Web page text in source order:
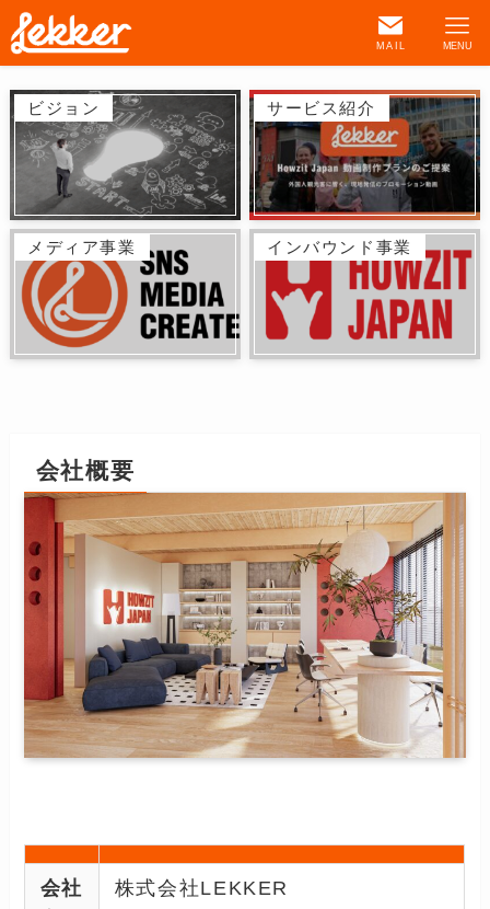
MAIL MENU
ビジョン サービス紹介
メディア事業 インバウンド事業
会社概要
会社
株式会社LEKKER